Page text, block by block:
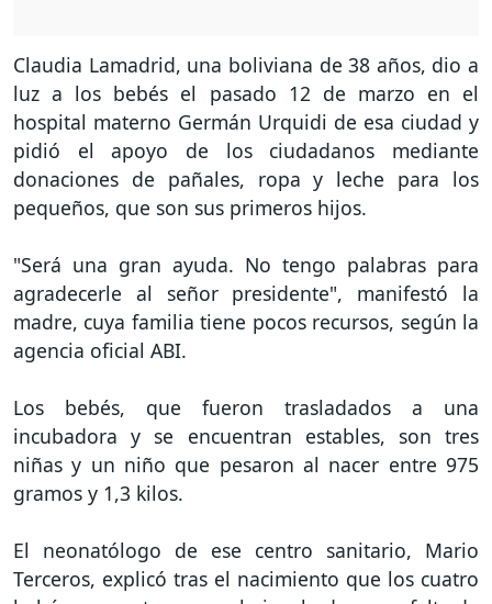
Claudia Lamadrid, una boliviana de 38 años, dio a
luz a los bebés el pasado 12 de marzo en el
hospital materno Germán Urquidi de esa ciudad y
pidió el apoyo de los ciudadanos mediante
donaciones de pañales, ropa y leche para los
pequeños, que son sus primeros hijos.
"Será una gran ayuda. No tengo palabras para
agradecerle al señor presidente", manifestó la
madre, cuya familia tiene pocos recursos, según la
agencia oficial ABI.
Los bebés, que fueron trasladados a una
incubadora y se encuentran estables, son tres
niñas y un niño que pesaron al nacer entre 975
gramos y 1,3 kilos.
El neonatólogo de ese centro sanitario, Mario
Terceros, explicó tras el nacimiento que los cuatro